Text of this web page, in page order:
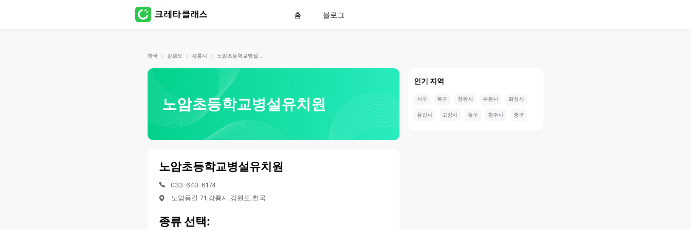
홈 블로그
한국 강원도 강릉시
노암초등학교병설유치원
노암초등학교병설유치원
033-640-6174
노암등길 71,강릉시,강원도,한국
종류 선택:
인기 지역
서구 북구 창원시 수원시 화성시
용인시 고양시 동구 청주시 중구